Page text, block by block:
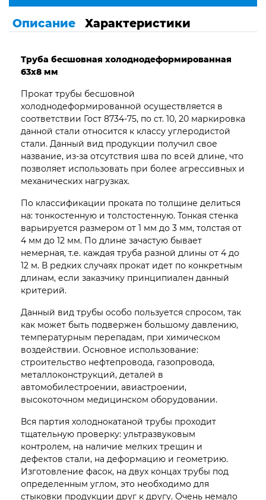
Описание Характеристики
Труба бесшовная холоднодеформированная
63х8 мм
Прокат трубы бесшовной
холоднодеформированной осуществляется в
соответствии Гост 8734-75, по ст. 10, 20 маркировка
данной стали относится к классу углеродистой
стали. Данный вид продукции получил свое
название, из-за отсутствия шва по всей длине, что
позволяет использовать при более агрессивных и
механических нагрузках.
По классификации проката по толщине делиться
на: тонкостенную и толстостенную. Тонкая стенка
варьируется размером от 1 мм до 3 мм, толстая от
4 мм до 12 мм. По длине зачастую бывает
немерная, т.е. каждая труба разной длины от 4 до
12 м. В редких случаях прокат идет по конкретным
длинам, если заказчику принципиален данный
критерий.
Данный вид трубы особо пользуется спросом, так
как может быть подвержен большому давлению,
температурным перепадам, при химическом
воздействии. Основное использование:
строительство нефтепровода, газопровода,
металлоконструкций, деталей в
автомобилестроении, авиастроении,
высокоточном медицинском оборудовании.
Вся партия холоднокатаной трубы проходит
тщательную проверку: ультразвуковым
контролем, на наличие мелких трещин и
дефектов стали, на деформацию и геометрию.
Изготовление фасок, на двух концах трубы под
определенным углом, это необходимо для
стыковки продукции друг к другу. Очень немало